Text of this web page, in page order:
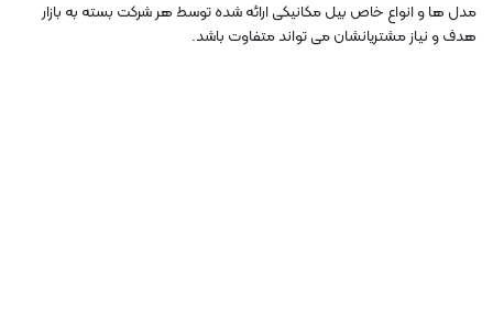
مدل ها و انواع خاص بیل مکانیکی ارائه شده توسط هر شرکت بسته به بازار
هدف و نیاز مشتریانشان می تواند متفاوت باشد.